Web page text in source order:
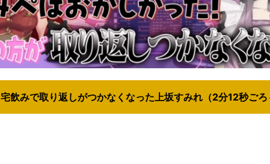
宅飲みで取り返しがつかなくなった上坂すみれ（2分12秒ごろ